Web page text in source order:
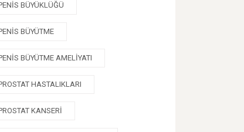
BÜYÜKLÜĞÜ
BÜYÜTME
BÜYÜTME AMELIYATI
HASTALIKLARI
KANSERI